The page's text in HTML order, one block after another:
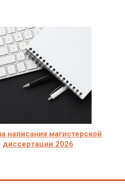
написания магистерской
диссертации 2026